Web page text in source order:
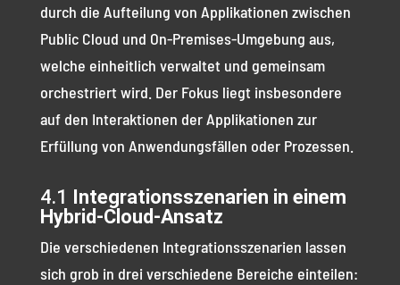
durch die Aufteilung von Applikationen zwischen
Public Cloud und On-Premises-Umgebung aus,
welche einheitlich verwaltet und gemeinsam
orchestriert wird. Der Fokus liegt insbesondere
auf den Interaktionen der Applikationen zur
Erfüllung von Anwendungsfällen oder Prozessen.
4.1 Integrationsszenarien in einem
Hybrid-Cloud-Ansatz
Die verschiedenen Integrationsszenarien lassen
sich grob in drei verschiedene Bereiche einteilen: